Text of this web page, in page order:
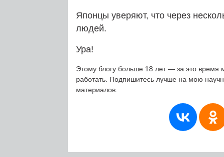
Японцы уверяют, что через
людей.
Ура!
Этому блогу больше 18 лет — за это время
работать. Подпишитесь лучше на мою
материалов.